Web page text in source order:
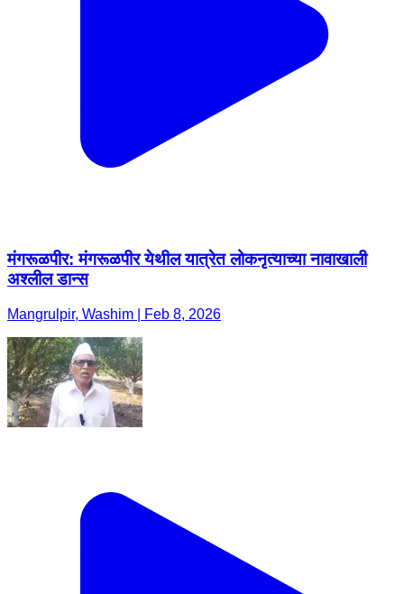
मंगरूळपीर: मंगरूळपीर येथील यात्रेत लोकनृत्याच्या नावाखाली
अश्लील डान्स
Mangrulpir, Washim | Feb 8, 2026